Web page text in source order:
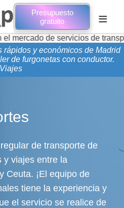
Presupuesto
gratuito
≡
de servicios de transporte de
rápidos y económicos de Madrid
de furgonetas con conductor.
Viajes
de transporte de
y viajes entre la
Ceuta. ¡El equipo de
tiene la experiencia y
el servicio se realice de